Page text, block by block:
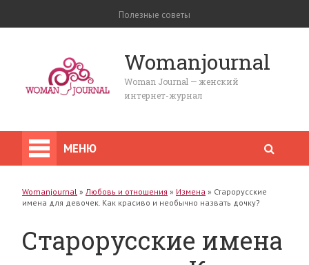
Полезные советы
Womanjournal
Woman Journal — женский
интернет-журнал
МЕНЮ
Womanjournal » Любовь и отношения » Измена » Старорусские
имена для девочек. Как красиво и необычно назвать дочку?
Старорусские имена